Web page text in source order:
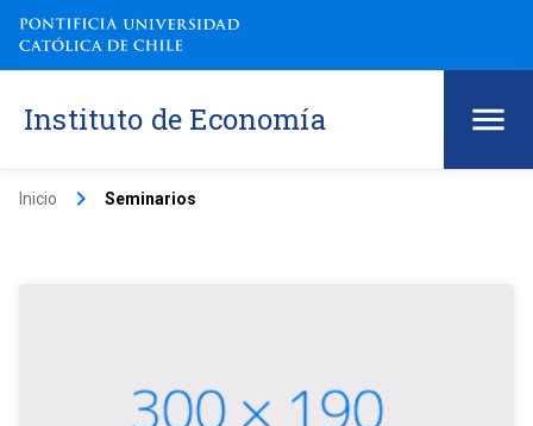
Instituto de Economía
Inicio keyboard_arrow_right Seminarios